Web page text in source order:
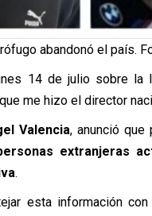
abandonó el país.
14 de julio sobre la
me hizo el director
Valencia, anunció que
extranjeras
.
esta información